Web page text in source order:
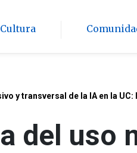
Cultura
y transversal de la IA en la
del uso